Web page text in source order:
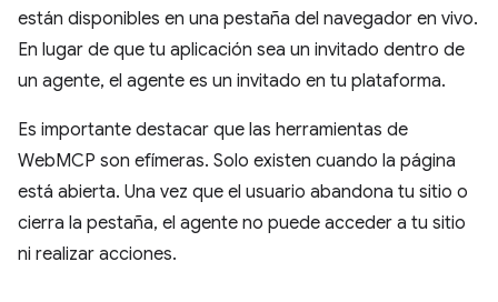
están disponibles en una pestaña del navegador en vivo.
En lugar de que tu aplicación sea un invitado dentro de
un agente, el agente es un invitado en tu plataforma.
Es importante destacar que las herramientas de
WebMCP son efímeras. Solo existen cuando la página
está abierta. Una vez que el usuario abandona tu sitio o
cierra la pestaña, el agente no puede acceder a tu sitio
ni realizar acciones.